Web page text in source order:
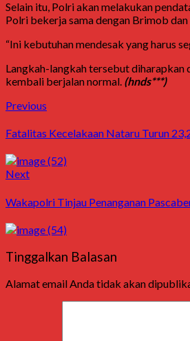
Selain itu, Polri akan melakukan
Polri bekerja sama dengan Brimob
“Ini kebutuhan mendesak yang harus
Langkah-langkah tersebut diharapkan
kembali berjalan normal. (hnds***)
Post
navigation
Previous
Fatalitas Kecelakaan Nataru Turun
NextNext
Wakapolri Tinjau Penanganan
Tinggalkan Balasan
Alamat email Anda tidak akan